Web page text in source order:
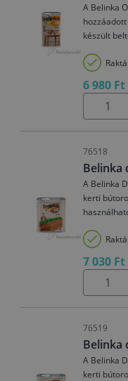
A Belinka
készült
6 980 Ft
76518
Belinka
A Belinka
kerti
7 030 Ft
76519
Belinka
A Belinka
kerti